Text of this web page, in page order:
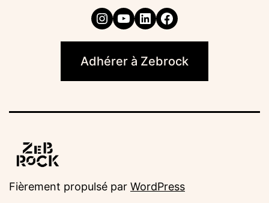
Instagram
YouTube
LinkedIn
Facebook
Adhérer à Zebrock
Fièrement propulsé par WordPress